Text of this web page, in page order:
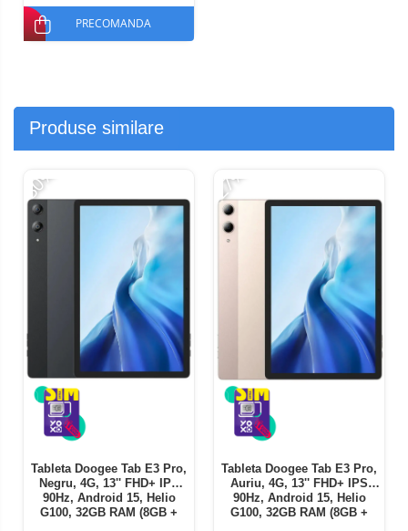
PRECOMANDA
Produse similare
-30%
Tableta Doogee Tab E3 Pro,
Negru, 4G, 13'' FHD+ IPS
90Hz, Android 15, Helio
G100, 32GB RAM (8GB +
-27%
Tableta Doogee Tab E3 Pro,
Auriu, 4G, 13'' FHD+ IPS
90Hz, Android 15, Helio
G100, 32GB RAM (8GB +